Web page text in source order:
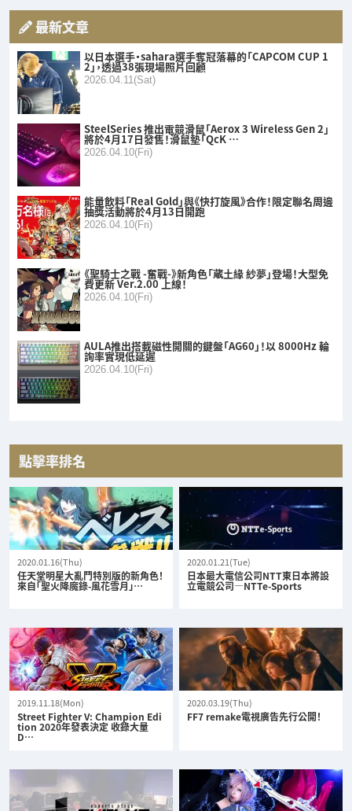
最新文章
以日本選手・sahara選手奪冠落幕的「CAPCOM CUP 1
2」，透過38張現場照片回顧
2026.04.11(Sat)
SteelSeries 推出電競滑鼠「Aerox 3 Wireless Gen 2」
將於4月17日發售！滑鼠墊「QcK …
2026.04.10(Fri)
能量飲料「Real Gold」與《快打旋風》合作！限定聯名周邊
抽獎活動將於4月13日開跑
2026.04.10(Fri)
《聖騎士之戰 -奮戰-》新角色「蔵土緣 紗夢」登場！大型免
費更新 Ver.2.00 上線！
2026.04.10(Fri)
AULA推出搭載磁性開關的鍵盤「AG60」！以 8000Hz 輪
詢率實現低延遲
2026.04.10(Fri)
點擊率排名
2020.01.16(Thu)
任天堂明星大亂鬥特別版的新角色！
來自「聖火降魔錄-風花雪月」…
2020.01.21(Tue)
日本最大電信公司NTT東日本將設
立電競公司—NTTe-Sports
2019.11.18(Mon)
Street Fighter V: Champion Edi
tion 2020年發表決定 收錄大量
D…
2020.03.19(Thu)
FF7 remake電視廣告先行公開！